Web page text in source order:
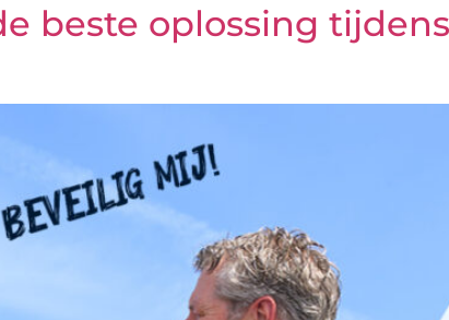
beste oplossing